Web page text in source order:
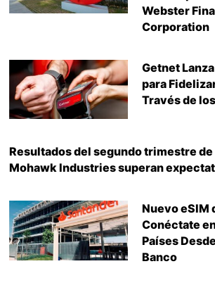
Webster
Corporation
Getnet
para
Través de
Resultados del segundo trimestre de
Mohawk Industries superan
Nuevo eSIM
Conéctate
Países
Banco